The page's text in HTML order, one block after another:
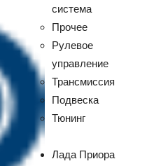
система
Прочее
Рулевое
управление
Трансмиссия
Подвеска
Тюнинг
Лада Приора